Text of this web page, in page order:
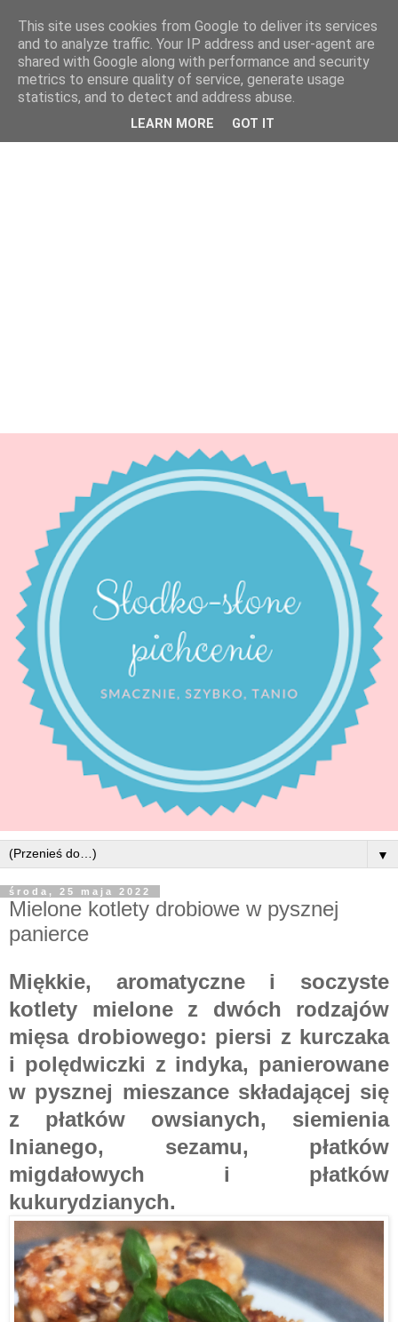
▼
środa, 25 maja 2022
Mielone kotlety drobiowe w pysznej
panierce
Miękkie, aromatyczne i soczyste
kotlety mielone z dwóch rodzajów
mięsa drobiowego: piersi z kurczaka
i polędwiczki z indyka, panierowane
w pysznej mieszance składającej się
z płatków owsianych, siemienia
lnianego, sezamu, płatków
migdałowych i płatków
kukurydzianych.
This site uses cookies from Google to deliver its services
and to analyze traffic. Your IP address and user-agent are
shared with Google along with performance and security
metrics to ensure quality of service, generate usage
statistics, and to detect and address abuse.
LEARN MORE GOT IT